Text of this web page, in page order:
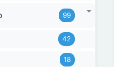
99
42
18